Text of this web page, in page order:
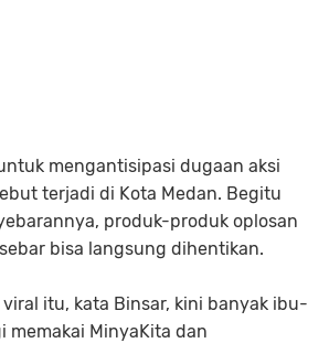
mengantisipasi dugaan aksi
terjadi di Kota Medan. Begitu
produk-produk oplosan
bisa langsung dihentikan.
itu, kata Binsar, kini banyak ibu-
memakai MinyaKita dan